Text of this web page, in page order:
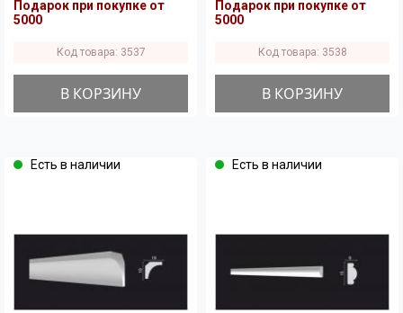
Подарок при покупке от
5000
Код товара: 3537
В КОРЗИНУ
Подарок при покупке от
5000
Код товара: 3538
В КОРЗИНУ
Есть в наличии Есть в наличии